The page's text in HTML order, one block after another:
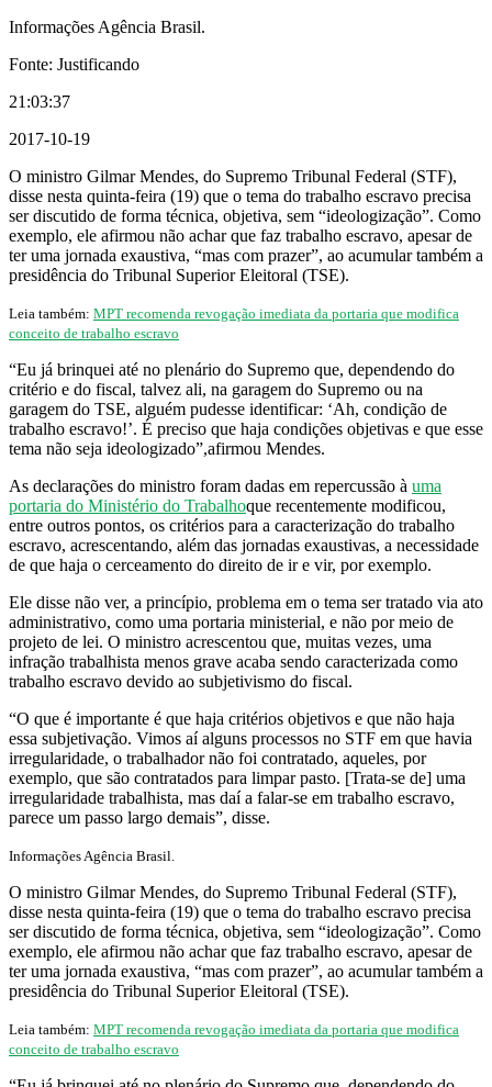
Informações Agência Brasil.
Fonte: Justificando
21:03:37
2017-10-19
O ministro Gilmar Mendes, do Supremo Tribunal Federal (STF),
disse nesta quinta-feira (19) que o tema do trabalho escravo precisa
ser discutido de forma técnica, objetiva, sem “ideologização”. Como
exemplo, ele afirmou não achar que faz trabalho escravo, apesar de
ter uma jornada exaustiva, “mas com prazer”, ao acumular também a
presidência do Tribunal Superior Eleitoral (TSE).
Leia também: MPT recomenda revogação imediata da portaria que modifica
conceito de trabalho escravo
“Eu já brinquei até no plenário do Supremo que, dependendo do
critério e do fiscal, talvez ali, na garagem do Supremo ou na
garagem do TSE, alguém pudesse identificar: ‘Ah, condição de
trabalho escravo!’. É preciso que haja condições objetivas e que esse
tema não seja ideologizado”,afirmou Mendes.
As declarações do ministro foram dadas em repercussão à uma
portaria do Ministério do Trabalhoque recentemente modificou,
entre outros pontos, os critérios para a caracterização do trabalho
escravo, acrescentando, além das jornadas exaustivas, a necessidade
de que haja o cerceamento do direito de ir e vir, por exemplo.
Ele disse não ver, a princípio, problema em o tema ser tratado via ato
administrativo, como uma portaria ministerial, e não por meio de
projeto de lei. O ministro acrescentou que, muitas vezes, uma
infração trabalhista menos grave acaba sendo caracterizada como
trabalho escravo devido ao subjetivismo do fiscal.
“O que é importante é que haja critérios objetivos e que não haja
essa subjetivação. Vimos aí alguns processos no STF em que havia
irregularidade, o trabalhador não foi contratado, aqueles, por
exemplo, que são contratados para limpar pasto. [Trata-se de] uma
irregularidade trabalhista, mas daí a falar-se em trabalho escravo,
parece um passo largo demais”, disse.
Informações Agência Brasil.
O ministro Gilmar Mendes, do Supremo Tribunal Federal (STF),
disse nesta quinta-feira (19) que o tema do trabalho escravo precisa
ser discutido de forma técnica, objetiva, sem “ideologização”. Como
exemplo, ele afirmou não achar que faz trabalho escravo, apesar de
ter uma jornada exaustiva, “mas com prazer”, ao acumular também a
presidência do Tribunal Superior Eleitoral (TSE).
Leia também: MPT recomenda revogação imediata da portaria que modifica
conceito de trabalho escravo